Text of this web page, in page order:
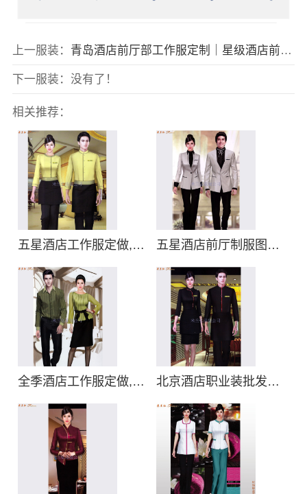
上一服装： 青岛酒店前厅部工作服定制｜星级酒店前台礼服套装价格
下一服装：没有了！
相关推荐：
五星酒店工作服定做,五星酒店工作服装 五星酒店前厅制服图片,五星级宾馆前台工作服订做
全季酒店工作服定做,维也纳酒店工作服 北京酒店职业装批发价格,北京餐饮职业装批发厂商